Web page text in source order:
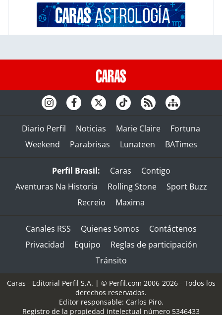
Diario Perfil Noticias Marie Claire
Fortuna
Weekend
Parabrisas Lunateen BATimes
Perfil Brasil: Caras
Contigo
Aventuras Na Historia
Rolling Stone
Sport Buzz
Recreio
Maxima
Canales RSS Quienes Somos
Contáctenos
Privacidad
Equipo
Reglas de participación
Tránsito
Caras - Editorial Perfil S.A. | © Perfil.com 2006-2026 - Todos los
derechos reservados.
Editor responsable: Carlos Piro.
Registro de la propiedad intelectual número 5346433